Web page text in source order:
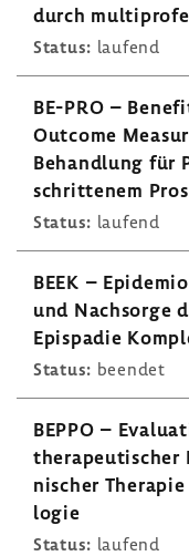
durch
Status: laufend
BE-PRO –
Outcome
Behand­lung
schrit­tenem
Status: laufend
BEEK –
und Nach­sorge
Epispadie
Status: beendet
BEPPO –
ni­scher
logie
Status: laufend